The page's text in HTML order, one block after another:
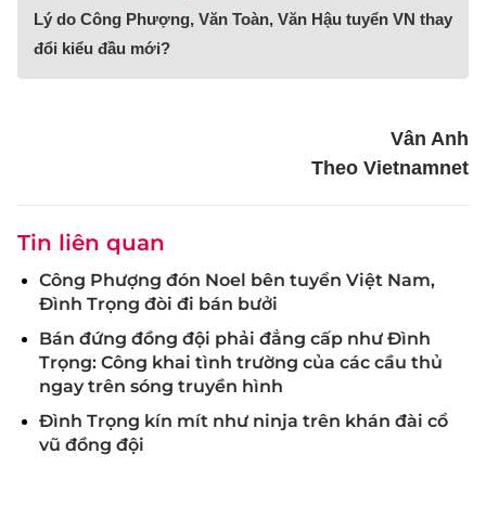
Lý do Công Phượng, Văn Toàn, Văn Hậu tuyển VN thay
đổi kiểu đầu mới?
Vân Anh
Theo Vietnamnet
Tin liên quan
Công Phượng đón Noel bên tuyển Việt Nam,
Đình Trọng đòi đi bán bưởi
Bán đứng đồng đội phải đẳng cấp như Đình
Trọng: Công khai tình trường của các cầu thủ
ngay trên sóng truyền hình
Đình Trọng kín mít như ninja trên khán đài cổ
vũ đồng đội